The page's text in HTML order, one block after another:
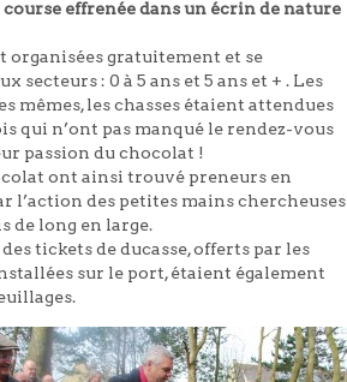
effrenée dans un écrin de nature
organisées gratuitement et se
secteurs : 0 à 5 ans et 5 ans et + . Les
mêmes, les chasses étaient attendues
qui n’ont pas manqué le rendez-vous
passion du chocolat !
ont ainsi trouvé preneurs en
l’action des petites mains chercheuses
de long en large.
tickets de ducasse, offerts par les
sur le port, étaient également